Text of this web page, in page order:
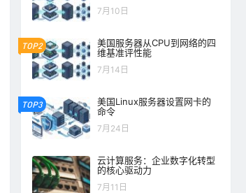
7月10日
TOP2
美国服务器从CPU到网络的四
维基准评性能
7月14日
TOP3
美国Linux服务器设置网卡的
命令
7月24日
云计算服务：企业数字化转型
的核心驱动力
7月11日